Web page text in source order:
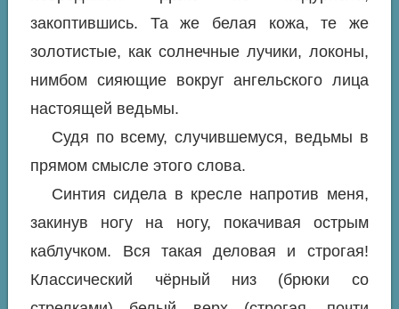
закоптившись. Та же белая кожа, те же
золотистые, как солнечные лучики, локоны,
нимбом сияющие вокруг ангельского лица
настоящей ведьмы.
Судя по всему, случившемуся, ведьмы в
прямом смысле этого слова.
Синтия сидела в кресле напротив меня,
закинув ногу на ногу, покачивая острым
каблучком. Вся такая деловая и строгая!
Классический чёрный низ (брюки со